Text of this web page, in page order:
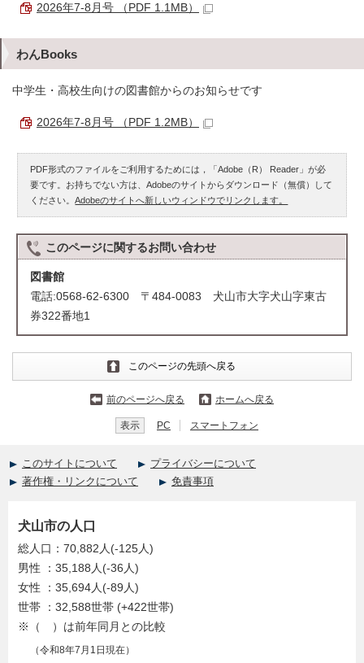
2026年7-8月号 （PDF 1.1MB）
わんBooks
中学生・高校生向けの図書館からのお知らせです
2026年7-8月号 （PDF 1.2MB）
PDF形式のファイルをご利用するためには，「Adobe（R） Reader」が必
要です。お持ちでない方は、Adobeのサイトからダウンロード（無償）して
ください。Adobeのサイトへ新しいウィンドウでリンクします。
このページに関するお問い合わせ
図書館
電話:0568-62-6300 〒484-0083 犬山市大字犬山字東古
券322番地1
このページの先頭へ戻る
前のページへ戻る ホームへ戻る
表示 PC スマートフォン
このサイトについて
プライバシーについて
著作権・リンクについて
免責事項
犬山市の人口
総人口：70,882人(-125人)
男性 ：35,188人(-36人)
女性 ：35,694人(-89人)
世帯 ：32,588世帯 (+422世帯)
※（ ）は前年同月との比較
（令和8年7月1日現在）